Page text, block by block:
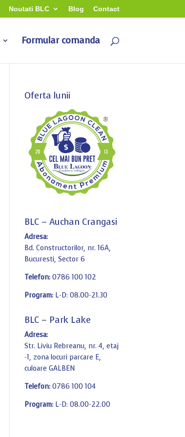
Noutati BLC Blog Contact
Formular comanda
Oferta lunii
BLC – Auchan Crangasi
Adresa:
Bd. Constructorilor, nr. 16A,
Bucuresti, Sector 6
Telefon:0786 100 102
Program: L-D: 08.00-21.30
BLC – Park Lake
Adresa:
Str. Liviu Rebreanu, nr. 4, etaj
-1, zona locuri parcare E,
culoare GALBEN
Telefon:0786 100 104
Program: L-D: 08.00-22.00